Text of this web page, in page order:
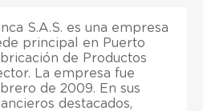
S.A.S. es una empresa
principal en Puerto
de Productos
La empresa fue
de 2009. En sus
destacados,